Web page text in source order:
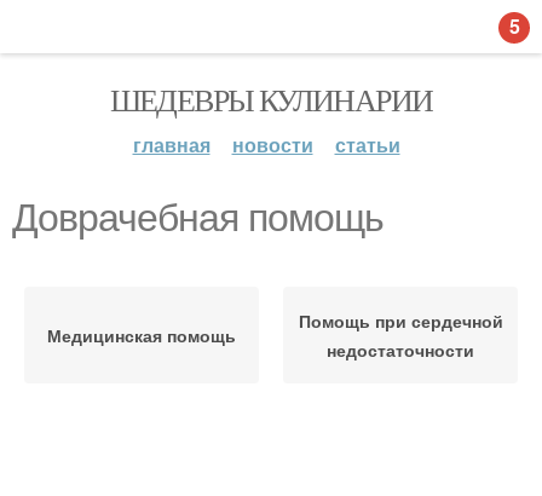
ШЕДЕВРЫ КУЛИНАРИИ
главная новости статьи
Доврачебная помощь
Медицинская помощь
Помощь при сердечной
недостаточности
5